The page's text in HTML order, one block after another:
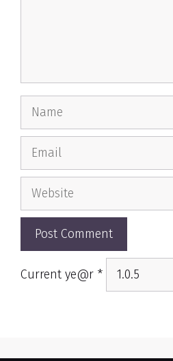
Name
Email
Website
Current ye@r *